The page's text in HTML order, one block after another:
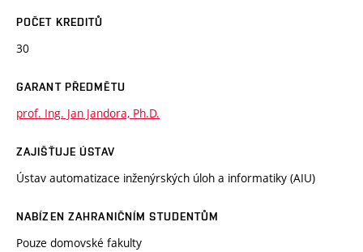
POČET KREDITŮ
30
GARANT PŘEDMĚTU
prof. Ing. Jan Jandora, Ph.D.
ZAJIŠŤUJE ÚSTAV
Ústav automatizace inženýrských úloh a informatiky (AIU)
NABÍZEN ZAHRANIČNÍM STUDENTŮM
Pouze domovské fakulty